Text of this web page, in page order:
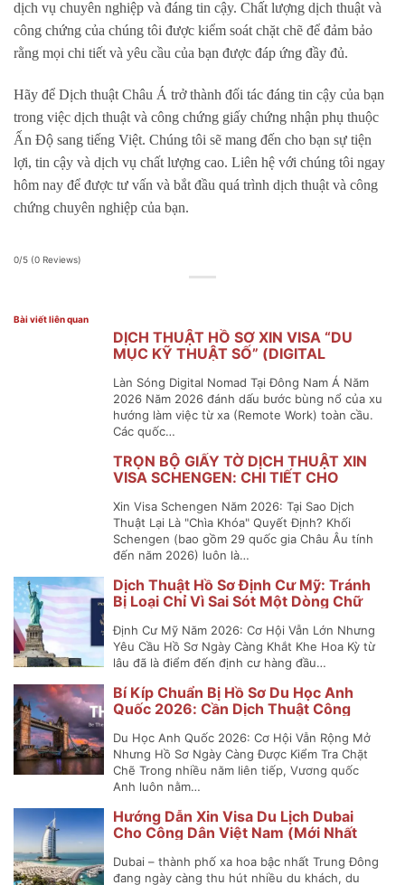
dịch vụ chuyên nghiệp và đáng tin cậy. Chất lượng dịch thuật và
công chứng của chúng tôi được kiểm soát chặt chẽ để đảm bảo
rằng mọi chi tiết và yêu cầu của bạn được đáp ứng đầy đủ.
Hãy để Dịch thuật Châu Á trở thành đối tác đáng tin cậy của bạn
trong việc dịch thuật và công chứng giấy chứng nhận phụ thuộc
Ấn Độ sang tiếng Việt. Chúng tôi sẽ mang đến cho bạn sự tiện
lợi, tin cậy và dịch vụ chất lượng cao. Liên hệ với chúng tôi ngay
hôm nay để được tư vấn và bắt đầu quá trình dịch thuật và công
chứng chuyên nghiệp của bạn.
0/5 (0 Reviews)
Bài viết liên quan
DỊCH THUẬT HỒ SƠ XIN VISA “DU
MỤC KỸ THUẬT SỐ” (DIGITAL
Làn Sóng Digital Nomad Tại Đông Nam Á Năm
2026 Năm 2026 đánh dấu bước bùng nổ của xu
hướng làm việc từ xa (Remote Work) toàn cầu.
Các quốc…
TRỌN BỘ GIẤY TỜ DỊCH THUẬT XIN
VISA SCHENGEN: CHI TIẾT CHO
Xin Visa Schengen Năm 2026: Tại Sao Dịch
Thuật Lại Là "Chìa Khóa" Quyết Định? Khối
Schengen (bao gồm 29 quốc gia Châu Âu tính
đến năm 2026) luôn là…
Dịch Thuật Hồ Sơ Định Cư Mỹ: Tránh
Bị Loại Chỉ Vì Sai Sót Một Dòng Chữ
Định Cư Mỹ Năm 2026: Cơ Hội Vẫn Lớn Nhưng
Yêu Cầu Hồ Sơ Ngày Càng Khắt Khe Hoa Kỳ từ
lâu đã là điểm đến định cư hàng đầu…
Bí Kíp Chuẩn Bị Hồ Sơ Du Học Anh
Quốc 2026: Cần Dịch Thuật Công
Du Học Anh Quốc 2026: Cơ Hội Vẫn Rộng Mở
Nhưng Hồ Sơ Ngày Càng Được Kiểm Tra Chặt
Chẽ Trong nhiều năm liên tiếp, Vương quốc
Anh luôn nằm…
Hướng Dẫn Xin Visa Du Lịch Dubai
Cho Công Dân Việt Nam (Mới Nhất
Dubai – thành phố xa hoa bậc nhất Trung Đông
đang ngày càng thu hút nhiều du khách, du